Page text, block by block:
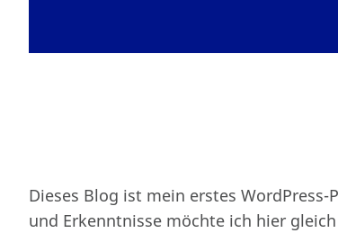
Dieses Blog ist mein erstes
und Erkenntnisse möchte ich hier